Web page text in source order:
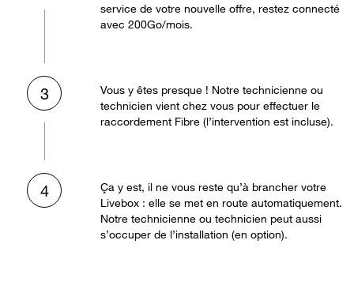
service de votre nouvelle offre, restez connecté
avec 200Go/mois.
3
Vous y êtes presque ! Notre technicienne ou
technicien vient chez vous pour effectuer le
raccordement Fibre (l’intervention est incluse).
4
Ça y est, il ne vous reste qu’à brancher votre
Livebox : elle se met en route automatiquement.
Notre technicienne ou technicien peut aussi
s’occuper de l’installation (en option).